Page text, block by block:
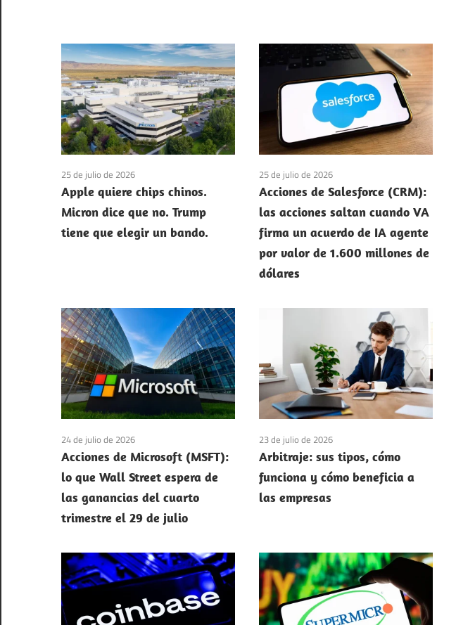
25 de julio de 2026
Apple quiere chips chinos.
Micron dice que no. Trump
tiene que elegir un bando.
25 de julio de 2026
Acciones de Salesforce (CRM):
las acciones saltan cuando VA
firma un acuerdo de IA agente
por valor de 1.600 millones de
dólares
24 de julio de 2026
Acciones de Microsoft (MSFT):
lo que Wall Street espera de
las ganancias del cuarto
trimestre el 29 de julio
23 de julio de 2026
Arbitraje: sus tipos, cómo
funciona y cómo beneficia a
las empresas